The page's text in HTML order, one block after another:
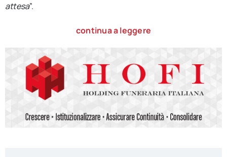
attesa”.
continua a leggere